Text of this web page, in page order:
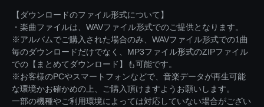
【ダウンロードのファイル形式について】
・楽曲ファイルは、WAVファイル形式でのご提供となります。
※アルバムでご購入された場合のみ、WAVファイル形式での1曲
毎のダウンロードだけでなく、MP3ファイル形式のZIPファイル
での【まとめてダウンロード】も可能です。
※お客様のPCやスマートフォンなどで、音楽データが再生可能
な環境かお確かめの上、ご購入頂けますようお願いします。
一部の機種やご利用環境によっては対応していない場合がござい